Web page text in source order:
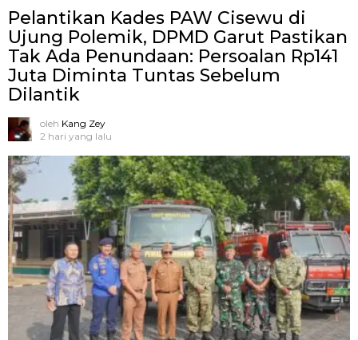
Pelantikan Kades PAW Cisewu di
Ujung Polemik, DPMD Garut Pastikan
Tak Ada Penundaan: Persoalan Rp141
Juta Diminta Tuntas Sebelum
Dilantik
oleh Kang Zey
2 hari yang lalu